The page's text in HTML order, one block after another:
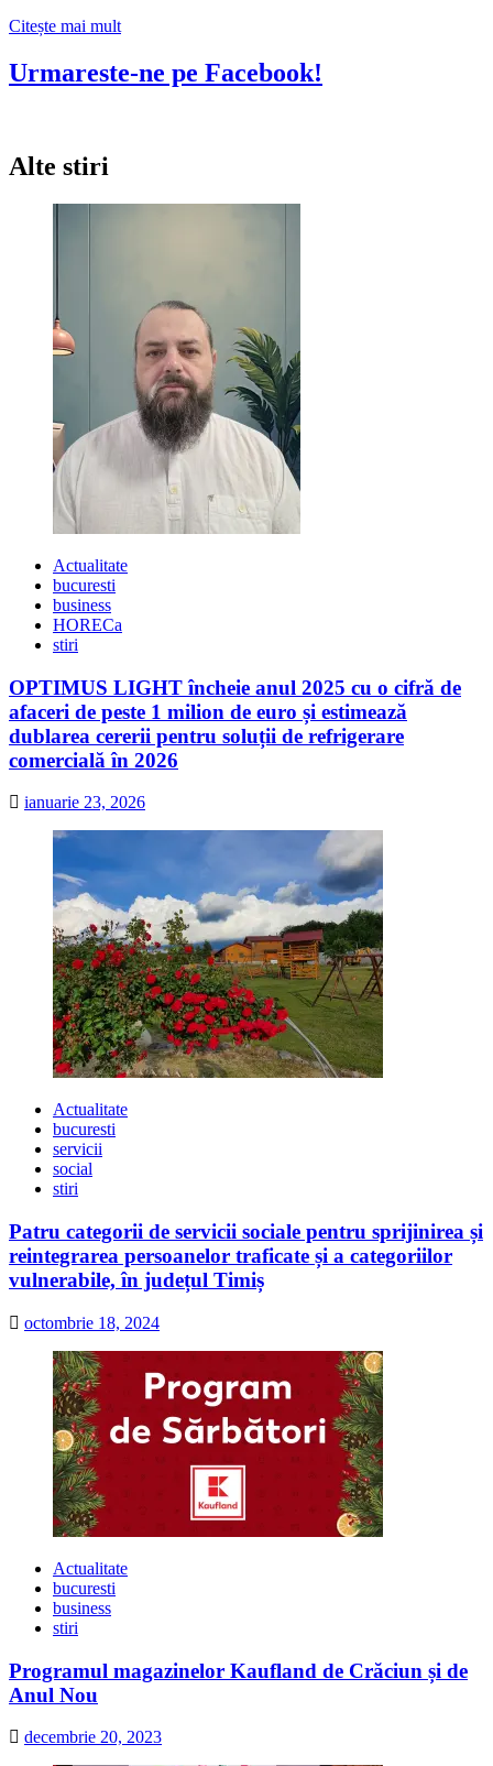
Citește mai multCitește
despre
Urmareste-ne pe Facebook!
Alte stiri
Actualitate
bucuresti
business
HORECa
stiri
OPTIMUS LIGHT încheie anul 2025 cu o cifră de
afaceri de peste 1 milion de euro și estimează
dublarea cererii pentru soluții de refrigerare
comercială în 2026
ianuarie 23, 2026
Actualitate
bucuresti
servicii
social
stiri
Patru categorii de servicii sociale pentru sprijinirea și
reintegrarea persoanelor traficate și a categoriilor
vulnerabile, în județul Timiș
octombrie 18, 2024
Actualitate
bucuresti
business
stiri
Programul magazinelor Kaufland de Crăciun și de
Anul Nou
decembrie 20, 2023